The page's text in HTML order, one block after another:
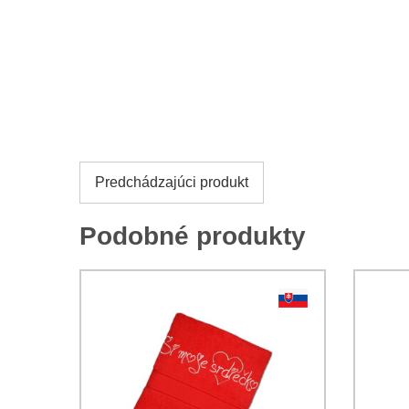
Predchádzajúci produkt
Podobné produkty